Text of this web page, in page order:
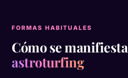
FORMAS HABITUALES
Cómo se manifiesta
astroturfing